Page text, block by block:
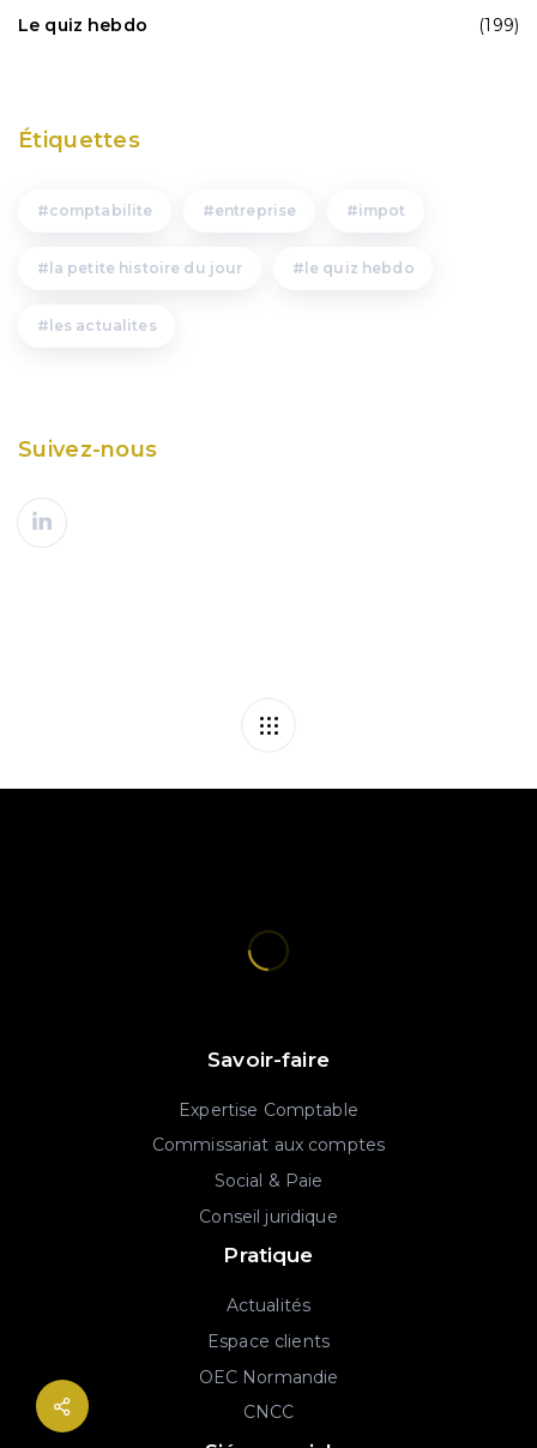
Le quiz hebdo
(199)
Étiquettes
comptabilite entreprise impot
la petite histoire du jour le quiz hebdo
les actualites
Suivez-nous
Savoir-faire
Expertise Comptable
Commissariat aux comptes
Social & Paie
Conseil juridique
Pratique
Actualités
Espace clients
OEC Normandie
CNCC